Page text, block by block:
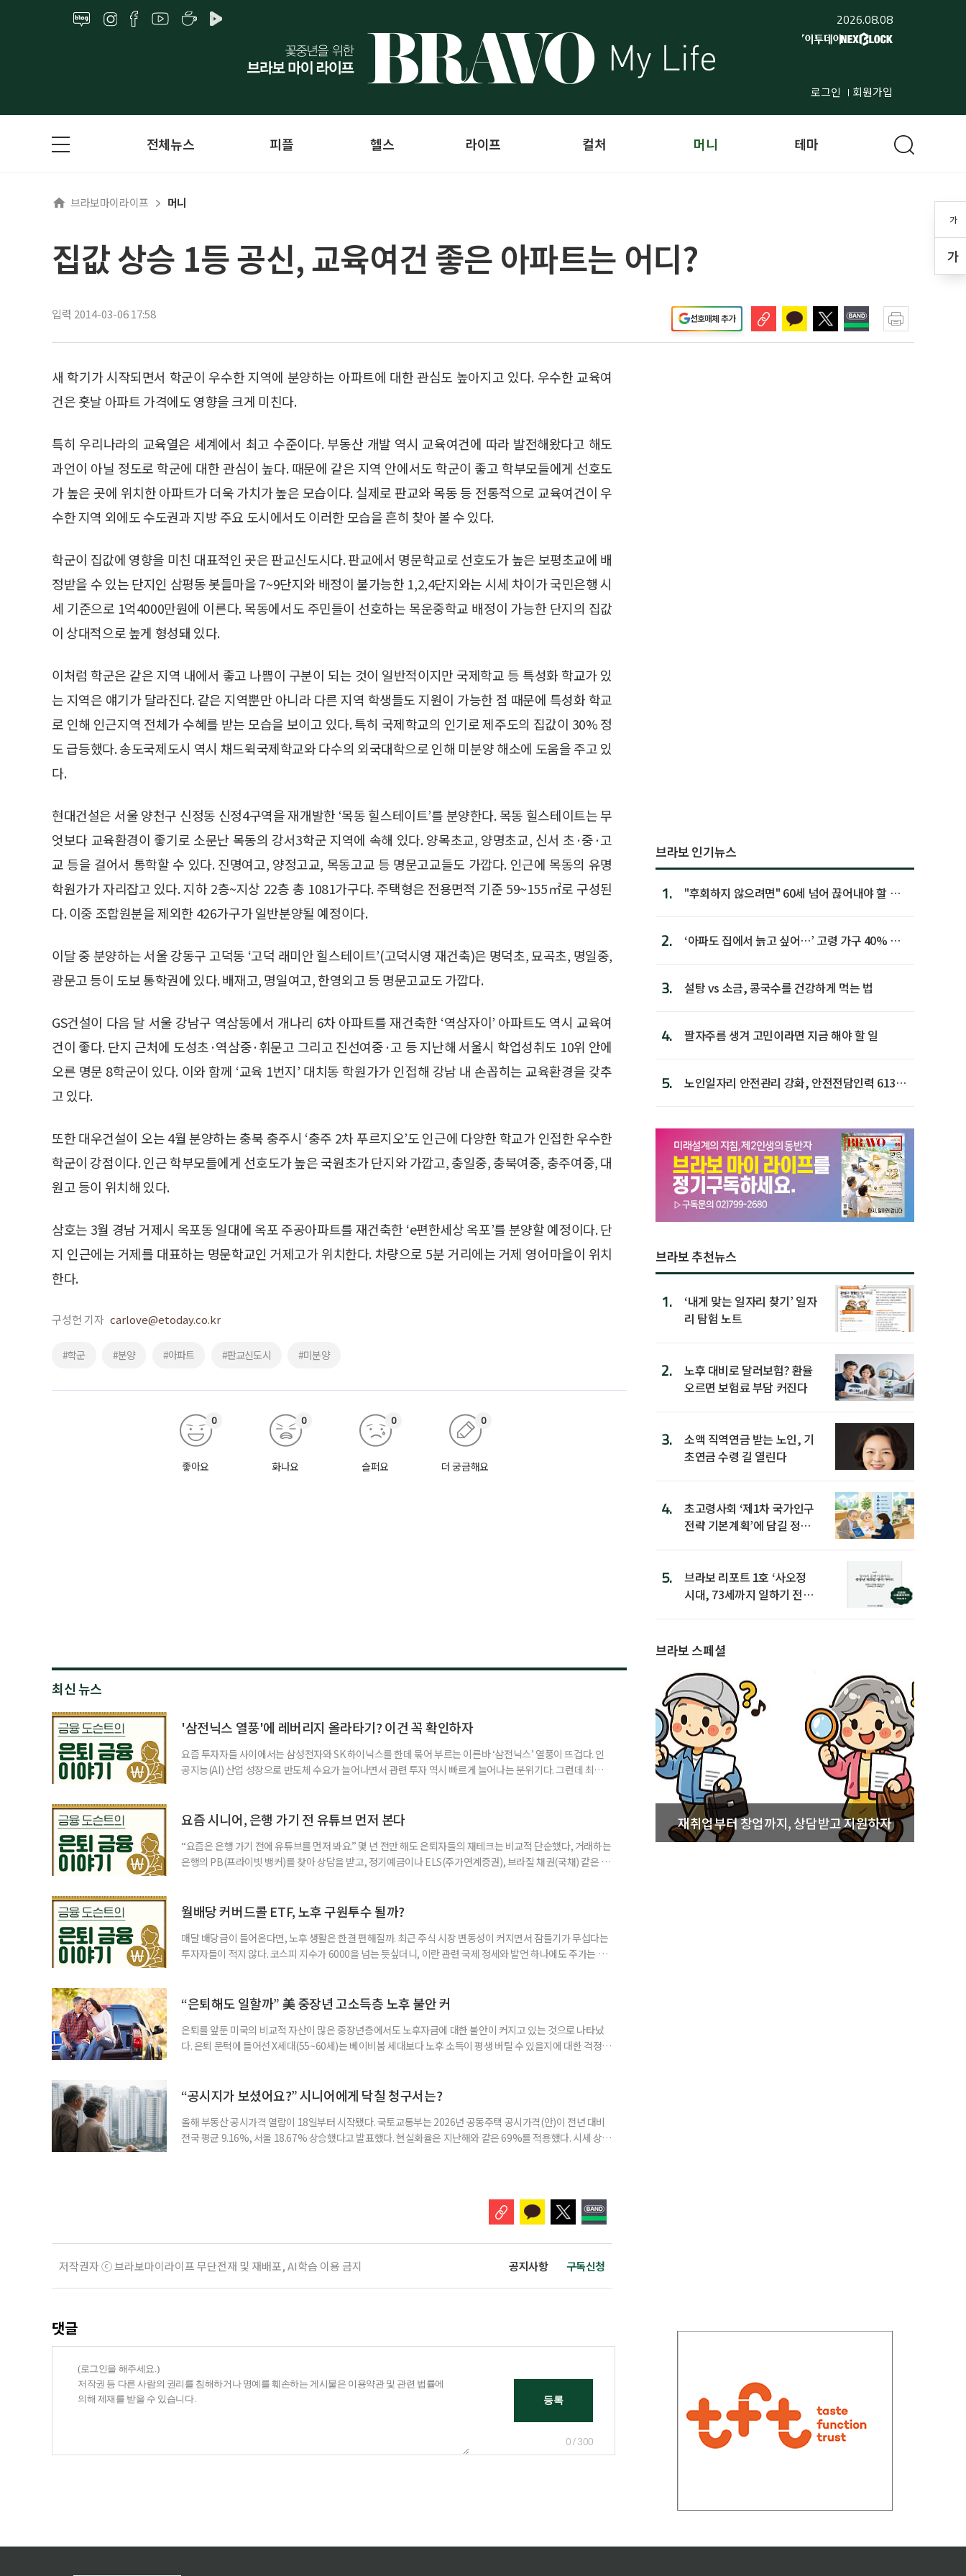
2026.08.08
로그인 회원가입
가
가
전체뉴스 피플 헬스 라이프 컬처 머니 테마
브라보마이라이프 머니
집값 상승 1등 공신, 교육여건 좋은 아파트는 어디?
입력 2014-03-06 17:58 선호매체 추가
새 학기가 시작되면서 학군이 우수한 지역에 분양하는 아파트에 대한 관심도 높아지고 있다. 우수한 교육여
건은 훗날 아파트 가격에도 영향을 크게 미친다.
특히 우리나라의 교육열은 세계에서 최고 수준이다. 부동산 개발 역시 교육여건에 따라 발전해왔다고 해도
과언이 아닐 정도로 학군에 대한 관심이 높다. 때문에 같은 지역 안에서도 학군이 좋고 학부모들에게 선호도
가 높은 곳에 위치한 아파트가 더욱 가치가 높은 모습이다. 실제로 판교와 목동 등 전통적으로 교육여건이 우
수한 지역 외에도 수도권과 지방 주요 도시에서도 이러한 모습을 흔히 찾아 볼 수 있다.
학군이 집값에 영향을 미친 대표적인 곳은 판교신도시다. 판교에서 명문학교로 선호도가 높은 보평초교에 배
정받을 수 있는 단지인 삼평동 봇들마을 7~9단지와 배정이 불가능한 1,2,4단지와는 시세 차이가 국민은행 시
세 기준으로 1억4000만원에 이른다. 목동에서도 주민들이 선호하는 목운중학교 배정이 가능한 단지의 집값
이 상대적으로 높게 형성돼 있다.
이처럼 학군은 같은 지역 내에서 좋고 나쁨이 구분이 되는 것이 일반적이지만 국제학교 등 특성화 학교가 있
는 지역은 얘기가 달라진다. 같은 지역뿐만 아니라 다른 지역 학생들도 지원이 가능한 점 때문에 특성화 학교
로 인해 인근지역 전체가 수혜를 받는 모습을 보이고 있다. 특히 국제학교의 인기로 제주도의 집값이 30% 정
도 급등했다. 송도국제도시 역시 채드윅국제학교와 다수의 외국대학으로 인해 미분양 해소에 도움을 주고 있
다.
현대건설은 서울 양천구 신정동 신정4구역을 재개발한 ‘목동 힐스테이트’를 분양한다. 목동 힐스테이트는 무
엇보다 교육환경이 좋기로 소문난 목동의 강서3학군 지역에 속해 있다. 양목초교, 양명초교, 신서 초·중·고
교 등을 걸어서 통학할 수 있다. 진명여고, 양정고교, 목동고교 등 명문고교들도 가깝다. 인근에 목동의 유명
학원가가 자리잡고 있다. 지하 2층~지상 22층 총 1081가구다. 주택형은 전용면적 기준 59~155㎡로 구성된
다. 이중 조합원분을 제외한 426가구가 일반분양될 예정이다.
이달 중 분양하는 서울 강동구 고덕동 ‘고덕 래미안 힐스테이트’(고덕시영 재건축)은 명덕초, 묘곡초, 명일중,
광문고 등이 도보 통학권에 있다. 배재고, 명일여고, 한영외고 등 명문고교도 가깝다.
GS건설이 다음 달 서울 강남구 역삼동에서 개나리 6차 아파트를 재건축한 ‘역삼자이’ 아파트도 역시 교육여
건이 좋다. 단지 근처에 도성초·역삼중·휘문고 그리고 진선여중·고 등 지난해 서울시 학업성취도 10위 안에
오른 명문 8학군이 있다. 이와 함께 ‘교육 1번지’ 대치동 학원가가 인접해 강남 내 손꼽히는 교육환경을 갖추
고 있다.
또한 대우건설이 오는 4월 분양하는 충북 충주시 ‘충주 2차 푸르지오’도 인근에 다양한 학교가 인접한 우수한
학군이 강점이다. 인근 학부모들에게 선호도가 높은 국원초가 단지와 가깝고, 충일중, 충북여중, 충주여중, 대
원고 등이 위치해 있다.
삼호는 3월 경남 거제시 옥포동 일대에 옥포 주공아파트를 재건축한 ‘e편한세상 옥포’를 분양할 예정이다. 단
지 인근에는 거제를 대표하는 명문학교인 거제고가 위치한다. 차량으로 5분 거리에는 거제 영어마을이 위치
한다.
구성헌 기자 carlove@etoday.co.kr
#학군 #분양 #아파트 #판교신도시 #미분양
좋아요
0
화나요
0
슬퍼요
0
더 궁금해요
0
최신 뉴스
'삼전닉스 열풍'에 레버리지 올라타기? 이건 꼭 확인하자
요즘 투자자들 사이에서는 삼성전자와 SK 하이닉스를 한데 묶어 부르는 이른바 ‘삼전닉스’ 열풍이 뜨겁다. 인
공지능(AI) 산업 성장으로 반도체 수요가 늘어나면서 관련 투자 역시 빠르게 늘어나는 분위기다. 그런데 최근
투자자라면 반드시 알아야 할 핵심 위험 요소를 짚어본다. 수익도 2배, 손실도 2배… 레버리지의 두 얼
요즘 시니어, 은행 가기 전 유튜브 먼저 본다
“요즘은 은행 가기 전에 유튜브를 먼저 봐요.” 몇 년 전만 해도 은퇴자들의 재테크는 비교적 단순했다, 거래하는
은행의 PB(프라이빗 뱅커)를 찾아 상담을 받고, 정기예금이나 ELS(주가연계증권), 브라질 채권(국채) 같은 고
브에서 정보를 서울에 사는 60대 A 씨는 최근 IRP(개인형퇴직연금) 계좌를 직접 손보기 시작했
월배당 커버드콜 ETF, 노후 구원투수 될까?
매달 배당금이 들어온다면, 노후 생활은 한결 편해질까. 최근 주식 시장 변동성이 커지면서 잠들기가 무섭다는
투자자들이 적지 않다. 코스피 지수가 6000을 넘는 듯싶더니, 이란 관련 국제 정세와 발언 하나에도 주가는 오
에서도 월배당 커버드콜 ETF는 은퇴자와 은퇴를 앞둔 이들에게 ‘매달 들어오는 돈’이라는 점에서 다시 주목
“은퇴해도 일할까” 美 중장년 고소득층 노후 불안 커
은퇴를 앞둔 미국의 비교적 자산이 많은 중장년층에서도 노후자금에 대한 불안이 커지고 있는 것으로 나타났
다. 은퇴 문턱에 들어선 X세대(55~60세)는 베이비붐 세대보다 노후 소득이 평생 버틸 수 있을지에 대한 걱정이
고 있다는 뜻으로 읽힌다. 지난 1일 미국의 은퇴보장 전문 보험·금융회사 글로벌애틀랜틱이 발표한 ‘
“공시지가 보셨어요?” 시니어에게 닥칠 청구서는?
올해 부동산 공시가격 열람이 18일부터 시작됐다. 국토교통부는 2026년 공동주택 공시가격(안)이 전년 대비
전국 평균 9.16%, 서울 18.67% 상승했다고 발표했다. 현실화율은 지난해와 같은 69%를 적용했다. 시세 상승
저작권자 ⓒ 브라보마이라이프 무단전재 및 재배포, AI학습 이용 금지 공지사항 구독신청
댓글
0 / 300
브라보 인기뉴스
1.
"후회하지 않으려면" 60세 넘어 끊어내야 할 사
2.
‘아파도 집에서 늙고 싶어…’ 고령 가구 40% 노
3. 설탕 vs 소금, 콩국수를 건강하게 먹는 법
4. 팔자주름 생겨 고민이라면 지금 해야 할 일
5.
노인일자리 안전관리 강화, 안전전담인력 613명
브라보 추천뉴스
1.
‘내게 맞는 일자리 찾기’ 일자
리 탐험 노트
2.
노후 대비로 달러보험? 환율
오르면 보험료 부담 커진다
3.
소액 직역연금 받는 노인, 기
초연금 수령 길 열린다
4.
초고령사회 ‘제1차 국가인구
전략 기본계획’에 담길 정책
5.
브라보 리포트 1호 ‘사오정
시대, 73세까지 일하기 전략’
브라보 스페셜
재취업부터 창업까지, 상담받고 지원하자